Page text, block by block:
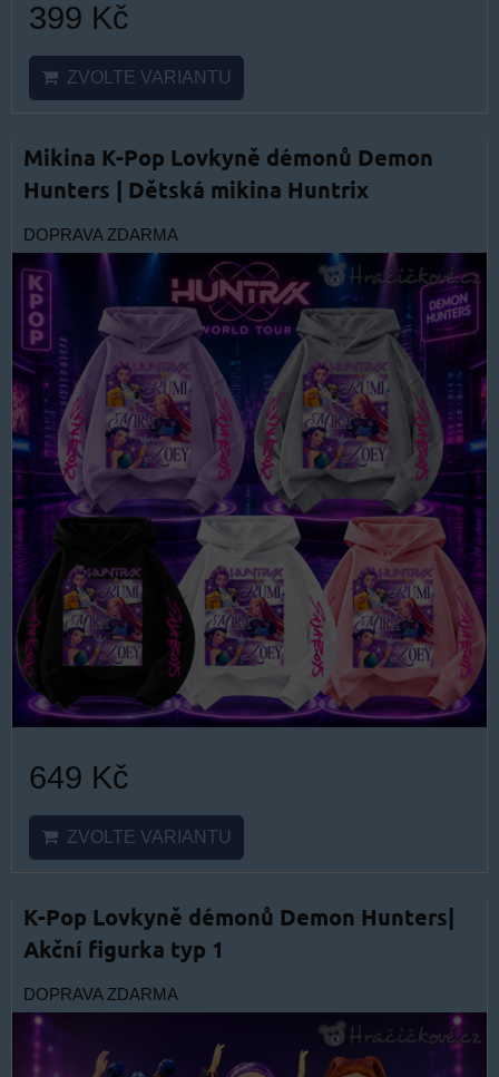
399 Kč
ZVOLTE VARIANTU
Mikina K-Pop Lovkyně démonů Demon
Hunters | Dětská mikina Huntrix
DOPRAVA ZDARMA
649 Kč
ZVOLTE VARIANTU
K-Pop Lovkyně démonů Demon Hunters|
Akční figurka typ 1
DOPRAVA ZDARMA